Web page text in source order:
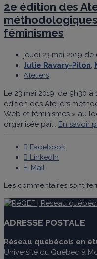
2e édition des
méthodologiques
féminismes
jeudi 23 mai 2019 de
Julie Ravary-Pilon,
Ateliers
Le 23 mai 2019, de 9h30
édition des Ateliers
Web et féminismes » au
organisée par... En savoir
Facebook
LinkedIn
E-Mail
Les commentaires sont
ADRESSE POSTALE
Réseau québécois en
Université du Québec à